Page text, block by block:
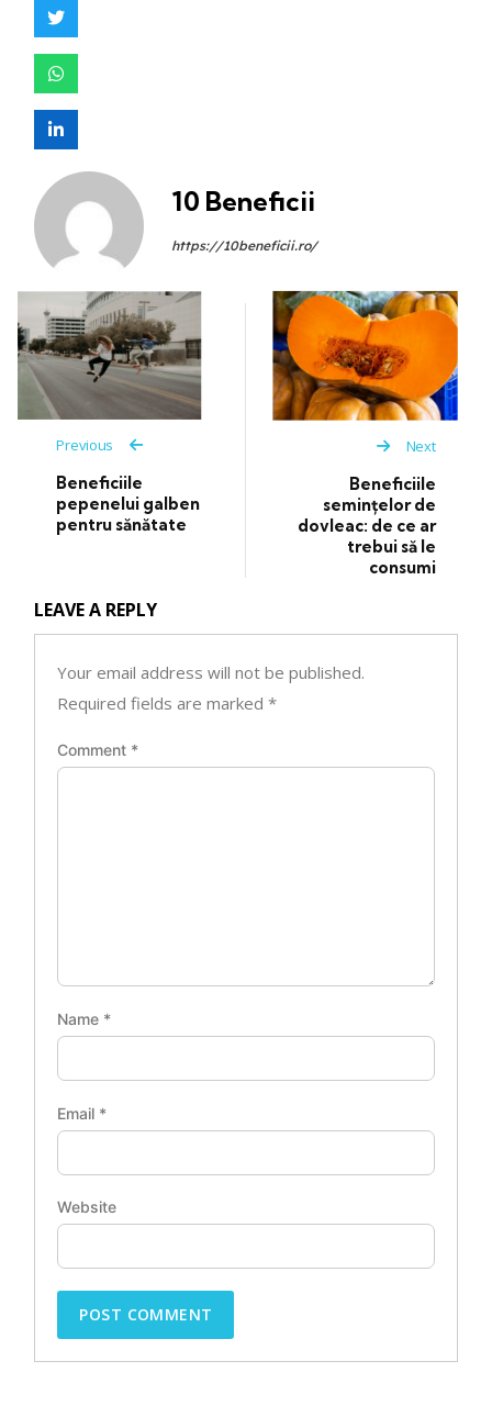
10 Beneficii
https://10beneficii.ro/
Previous
Beneficiile
pepenelui galben
pentru sănătate
Next
Beneficiile
semințelor de
dovleac: de ce ar
trebui să le
consumi
LEAVE A REPLY
Your email address will not be published.
Required fields are marked*
Comment *
Name *
Email *
Website